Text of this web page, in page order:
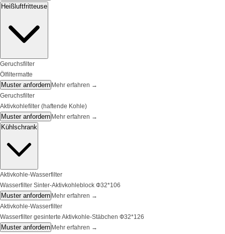
Heißluftfritteuse
Geruchsfilter
Ölfiltermatte
Muster anfordern Mehr erfahren →
Geruchsfilter
Aktivkohlefilter (haftende Kohle)
Muster anfordern Mehr erfahren →
Kühlschrank
Aktivkohle-Wasserfilter
Wasserfilter Sinter-Aktivkohleblock Ф32*106
Muster anfordern Mehr erfahren →
Aktivkohle-Wasserfilter
Wasserfilter gesinterte Aktivkohle-Stäbchen Ф32*126
Muster anfordern Mehr erfahren →